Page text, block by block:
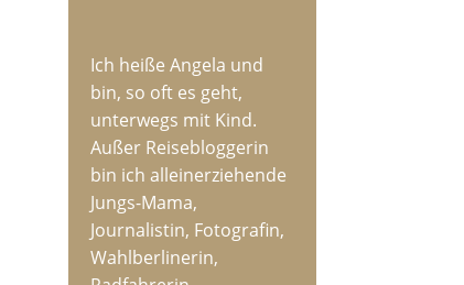
Ich heiße Angela und
bin, so oft es geht,
unterwegs mit Kind.
Außer Reisebloggerin
bin ich alleinerziehende
Jungs-Mama,
Journalistin, Fotografin,
Wahlberlinerin,